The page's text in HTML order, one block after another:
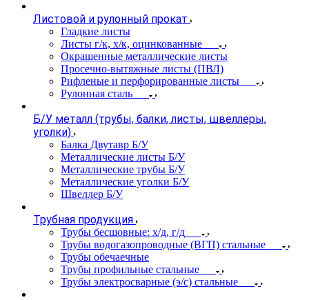
Листовой и рулонный прокат
Гладкие листы
Листы г/к, х/к, оцинкованные
Окрашенные металлические листы
Просечно-вытяжные листы (ПВЛ)
Рифленые и перфорированные листы
Рулонная сталь
Б/У металл (трубы, балки, листы, швеллеры,
уголки)
Балка Двутавр Б/У
Металлические листы Б/У
Металлические трубы Б/У
Металлические уголки Б/У
Швеллер Б/У
Трубная продукция
Трубы бесшовные: х/д, г/д
Трубы водогазопроводные (ВГП) стальные
Трубы обечаечные
Трубы профильные стальные
Трубы электросварные (э/с) стальные